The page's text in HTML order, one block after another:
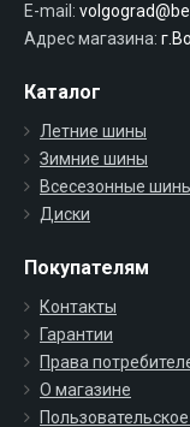
E-mail:
Адрес магазина:
Каталог
Летние шины
Зимние шины
Всесезонные
Диски
Покупателям
Контакты
Гарантии
Права
О магазине